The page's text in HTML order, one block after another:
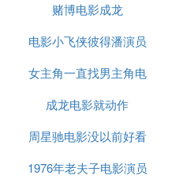
东西南北；
电影
赌博电影成龙
电影小飞侠彼得潘演员
表
女主角一直找男主角电
影
成龙电影就动作
周星驰电影没以前好看
1976年老夫子电影演员